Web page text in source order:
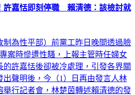
許嘉恬即刻停職 賴清德：該檢討就
制為性平部）前黨工昨日晚間透過臉
案時慘遭性騷，上報主管時任婦女
許嘉恬後卻被冷處理，引發各界關
聲明後，今（1）日再由發言人林
舉行記者會，林楚茵轉述賴清德的發